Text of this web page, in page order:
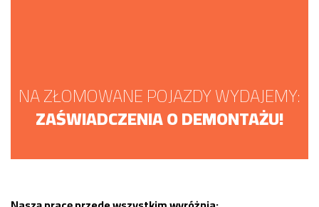
NA ZŁOMOWANE POJAZDY WYDAJEMY:
ZAŚWIADCZENIA O DEMONTAŻU!